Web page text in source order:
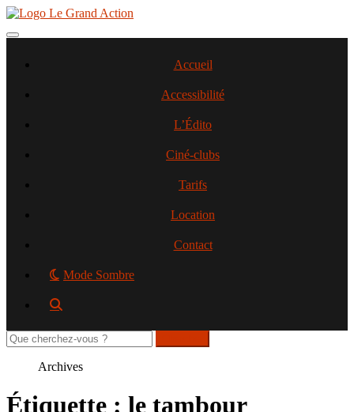
Aller
contenu
Toggle navigation
Accueil
Accessibilité
L’Édito
Ciné-clubs
Tarifs
Location
Contact
Mode Sombre
Rechercher
sur
Archives
Étiquette : le tambour